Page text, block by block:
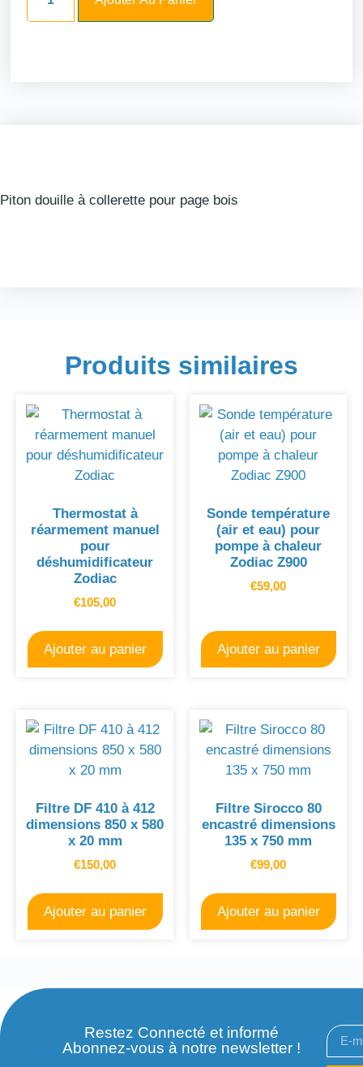
Piton douille à collerette pour page bois
Produits similaires
Thermostat à
réarmement manuel
pour
déshumidificateur
Zodiac
€105,00
Ajouter au panier
Sonde température
(air et eau) pour
pompe à chaleur
Zodiac Z900
€59,00
Ajouter au panier
Filtre DF 410 à 412
dimensions 850 x 580
x 20 mm
€150,00
Ajouter au panier
Filtre Sirocco 80
encastré dimensions
135 x 750 mm
€99,00
Ajouter au panier
Restez Connecté et informé
Abonnez-vous à notre newsletter !